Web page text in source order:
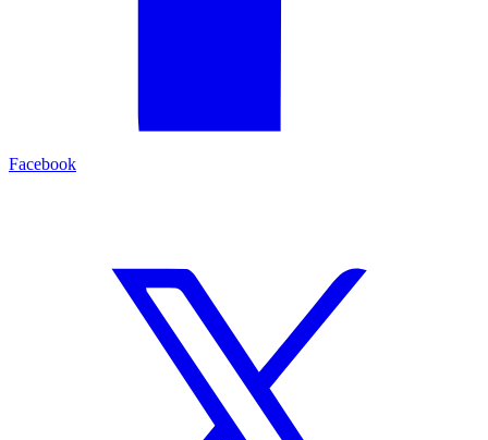
Facebook